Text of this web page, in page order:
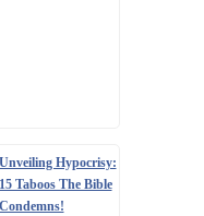
Unveiling Hypocrisy:
15 Taboos The Bible
Condemns!